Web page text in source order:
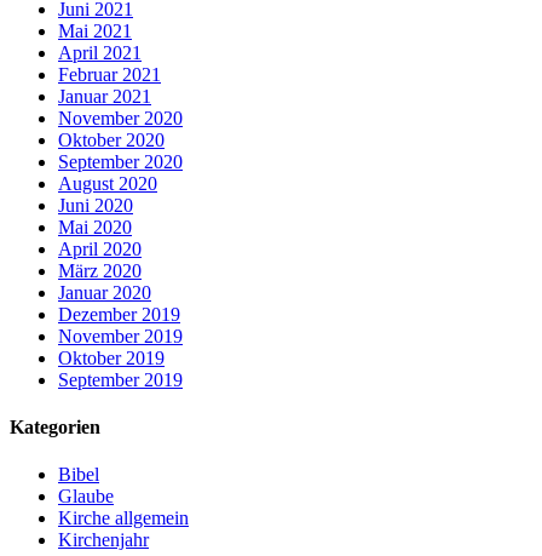
Juni 2021
Mai 2021
April 2021
Februar 2021
Januar 2021
November 2020
Oktober 2020
September 2020
August 2020
Juni 2020
Mai 2020
April 2020
März 2020
Januar 2020
Dezember 2019
November 2019
Oktober 2019
September 2019
Kategorien
Bibel
Glaube
Kirche allgemein
Kirchenjahr